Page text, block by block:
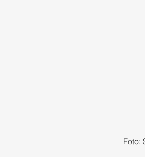
Foto: